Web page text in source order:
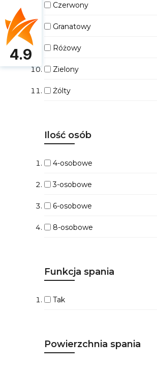
Czerwony
Granatowy
Różowy
Zielony
Żólty
Ilość osób
4-osobowe
3-osobowe
6-osobowe
8-osobowe
Funkcja spania
Tak
Powierzchnia spania
4.9